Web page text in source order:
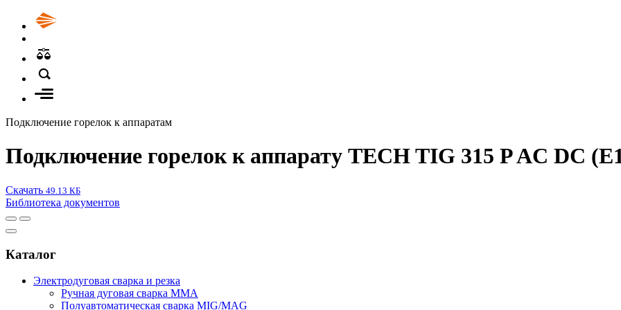
Подключение горелок к аппаратам
Подключение горелок к аппарату TECH TIG 315 P AC DC
Скачать 49.13 КБ
Библиотека документов
Каталог
Электродуговая сварка и резка
Ручная дуговая сварка MMA
Полуавтоматическая сварка MIG/MAG